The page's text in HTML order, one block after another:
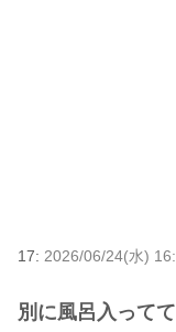
17: 2026/06/24(水)
別に風呂入って